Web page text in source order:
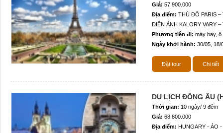
Giá: 57.900.000
Địa điểm: THỦ ĐÔ PARIS –
ĐIỆN ẢNH KALORY VARY
Phương tiện đi: máy bay, ô
Ngày khởi hành: 30/05, 18/
Đặt tour Chi tiết
DU LỊCH ĐÔNG ÂU
Thời gian: 10 ngày/ 9 đêm
Giá: 68.800.000
Địa điểm: HUNGARY - ÁO